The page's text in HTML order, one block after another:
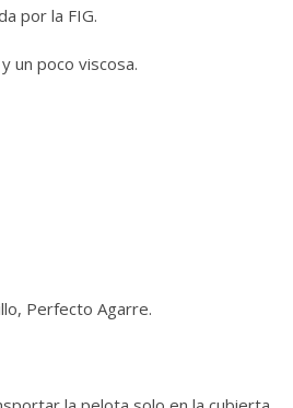
por la FIG.
un poco viscosa.
Perfecto Agarre.